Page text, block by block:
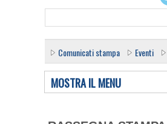
Comunicati stampa Eventi
MOSTRA IL MENU